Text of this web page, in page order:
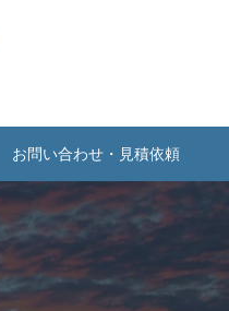
お問い合わせ・見積依頼